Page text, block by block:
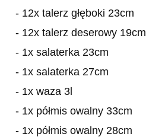
- 12x talerz głęboki 23cm
- 12x talerz deserowy 19cm
- 1x salaterka 23cm
- 1x salaterka 27cm
- 1x waza 3l
- 1x półmis owalny 33cm
- 1x półmis owalny 28cm